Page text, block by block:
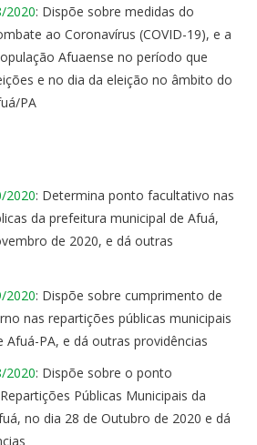
2020: Dispõe sobre medidas do
ao Coronavírus (COVID-19), e a
Afuaense no período que
e no dia da eleição no âmbito do
PA
2020: Determina ponto facultativo nas
da prefeitura municipal de Afuá,
de 2020, e dá outras
2020: Dispõe sobre cumprimento de
nas repartições públicas municipais
Afuá-PA, e dá outras providências
2020: Dispõe sobre o ponto
Públicas Municipais da
no dia 28 de Outubro de 2020 e dá